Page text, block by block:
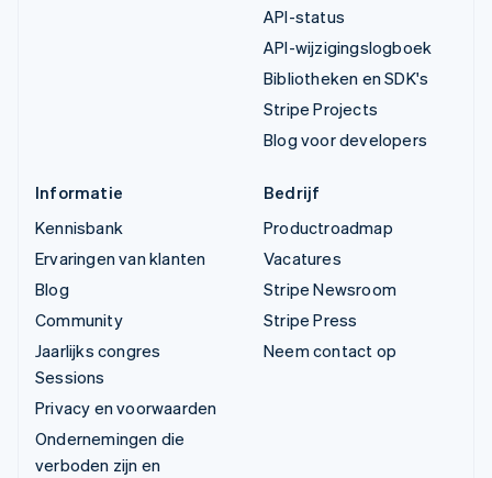
API-status
API-wijzigingslogboek
Bibliotheken en SDK's
Stripe Projects
Blog voor developers
Informatie
Kennisbank
Ervaringen van klanten
Blog
Community
Jaarlijks congres
Sessions
Privacy en voorwaarden
Ondernemingen die
verboden zijn en
Bedrijf
Productroadmap
Vacatures
Stripe Newsroom
Stripe Press
Neem contact op